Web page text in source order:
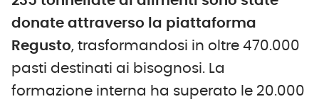
donate attraverso la piattaforma
Regusto, trasformandosi in oltre 470.000
pasti destinati ai bisognosi. La
formazione interna ha superato le 20.000